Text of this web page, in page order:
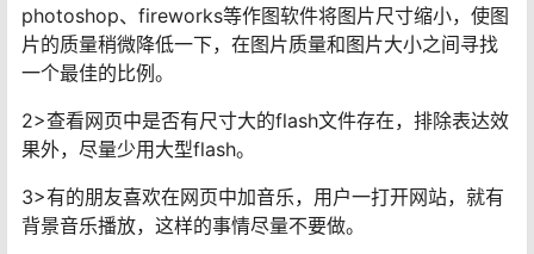
photoshop、fireworks等作图软件将图片尺寸缩小，使图
片的质量稍微降低一下，在图片质量和图片大小之间寻找
一个最佳的比例。
2>查看网页中是否有尺寸大的flash文件存在，排除表达效
果外，尽量少用大型flash。
3>有的朋友喜欢在网页中加音乐，用户一打开网站，就有
背景音乐播放，这样的事情尽量不要做。